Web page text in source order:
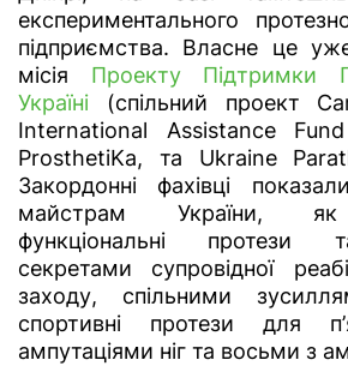
експериментального
підприємства. Власне це
місія Проекту Підтримки
Україні (спільний проект
International Assistance
ProsthetiKa, та Ukraine
Закордонні фахівці
майстрам України, як
функціональні протези
секретами супровідної
заходу, спільними
спортивні протези для
ампутаціями ніг та восьми з